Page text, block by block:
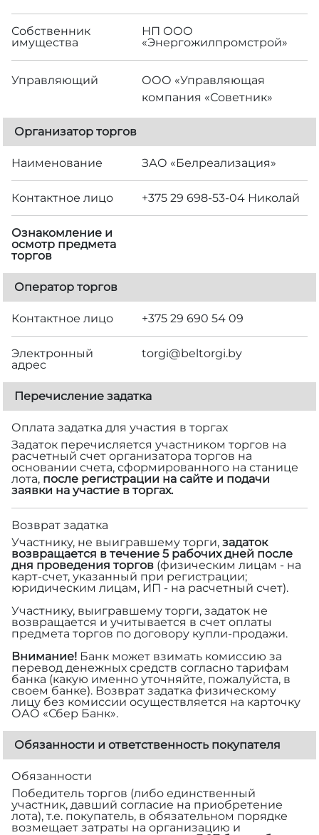
Собственник
имущества
НП ООО
«Энергожилпромстрой»
Управляющий
ООО «Управляющая
компания «Советник»
Организатор торгов
Наименование ЗАО «Белреализация»
Контактное лицо +375 29 698-53-04 Николай
Ознакомление и
осмотр предмета
торгов
Оператор торгов
Контактное лицо +375 29 690 54 09
Электронный
адрес
torgi@beltorgi.by
Перечисление задатка
Оплата задатка для участия в торгах
Задаток перечисляется участником торгов на
расчетный счет организатора торгов на
основании счета, сформированного на станице
лота, после регистрации на сайте и подачи
заявки на участие в торгах.
Возврат задатка
Участнику, не выигравшему торги, задаток
возвращается в течение 5 рабочих дней после
дня проведения торгов (физическим лицам - на
карт-счет, указанный при регистрации;
юридическим лицам, ИП - на расчетный счет).
Участнику, выигравшему торги, задаток не
возвращается и учитывается в счет оплаты
предмета торгов по договору купли-продажи.
Внимание! Банк может взимать комиссию за
перевод денежных средств согласно тарифам
банка (какую именно уточняйте, пожалуйста, в
своем банке). Возврат задатка физическому
лицу без комиссии осуществляется на карточку
ОАО «Сбер Банк».
Обязанности и ответственность покупателя
Обязанности
Победитель торгов (либо единственный
участник, давший согласие на приобретение
лота), т.е. покупатель, в обязательном порядке
возмещает затраты на организацию и